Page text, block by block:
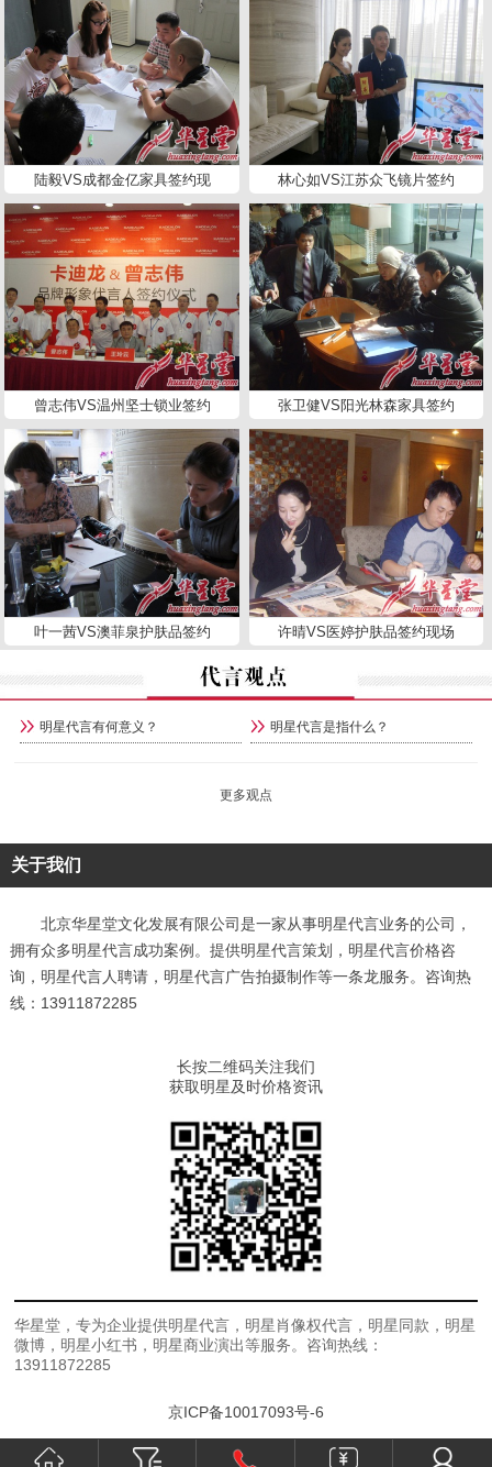
陆毅VS成都金亿家具签约现 林心如VS江苏众飞镜片签约
曾志伟VS温州坚士锁业签约 张卫健VS阳光林森家具签约
叶一茜VS澳菲泉护肤品签约 许晴VS医婷护肤品签约现场
明星代言有何意义？ 明星代言是指什么？
更多观点
关于我们
北京华星堂文化发展有限公司是一家从事明星代言业务的公司，
拥有众多明星代言成功案例。提供明星代言策划，明星代言价格咨
询，明星代言人聘请，明星代言广告拍摄制作等一条龙服务。咨询热
线：13911872285
长按二维码关注我们
获取明星及时价格资讯
华星堂，专为企业提供明星代言，明星肖像权代言，明星同款，明星
微博，明星小红书，明星商业演出等服务。咨询热线：
13911872285
京ICP备10017093号-6